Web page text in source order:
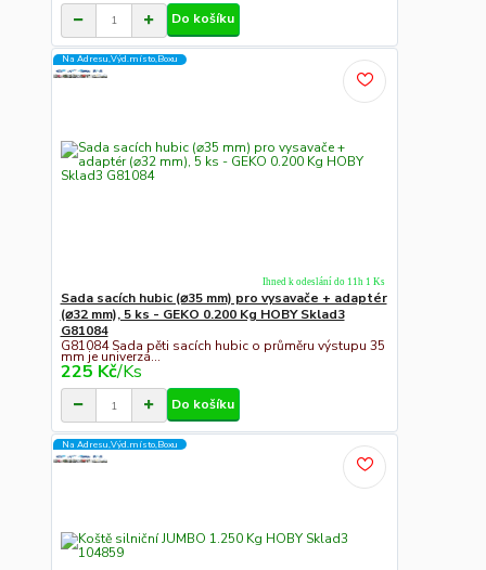
Do košíku
Na Adresu,Výd.místo,Boxu
Sada sacích hubic (⌀35 mm) pro vysavače + adaptér
(⌀32 mm), 5 ks - GEKO 0.200 Kg HOBY Sklad3
G81084
G81084 Sada pěti sacích hubic o průměru výstupu 35
mm je univerzá...
225 Kč/Ks
Ihned k odeslání do 11h 1 Ks
Do košíku
Na Adresu,Výd.místo,Boxu